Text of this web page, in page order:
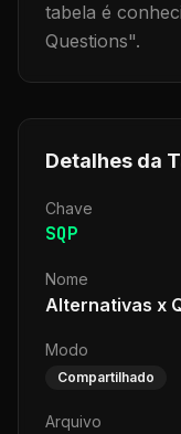
tabela é
Questions".
Detalhes da
Chave
SQP
Nome
Alternativas x
Modo
Compartilhado
Arquivo